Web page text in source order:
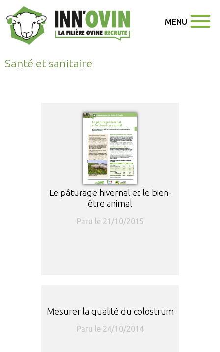
MENU
Santé et sanitaire
Le pâturage hivernal et le bien-
être animal
Paru le 21/10/2015
Mesurer la qualité du colostrum
Paru le 24/10/2014